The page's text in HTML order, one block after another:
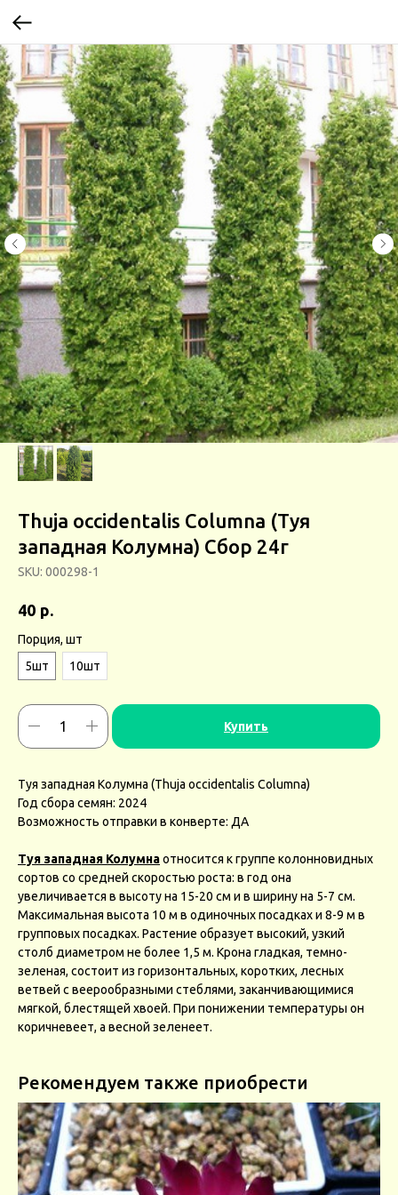
Thuja occidentalis Columna (Туя
западная Колумна) Сбор 24г
SKU: 000298-1
40 р.
Порция, шт
5шт
10шт
Купить
Туя западная Колумна (Thuja occidentalis Columna)
Год сбора семян: 2024
Возможность отправки в конверте: ДА
Туя западная Колумнаотносится к группе колонновидных
сортов со средней скоростью роста: в год она
увеличивается в высоту на 15-20 см и в ширину на 5-7 см.
Максимальная высота 10 м в одиночных посадках и 8-9 м в
групповых посадках. Растение образует высокий, узкий
столб диаметром не более 1,5 м. Крона гладкая, темно-
зеленая, состоит из горизонтальных, коротких, лесных
ветвей с веерообразными стеблями, заканчивающимися
мягкой, блестящей хвоей. При понижении температуры он
коричневеет, а весной зеленеет.
Рекомендуем также приобрести